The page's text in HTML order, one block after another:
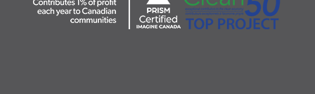
Crème sure
Principes coopératifs
Location